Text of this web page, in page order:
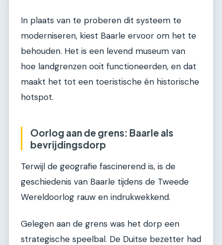
In plaats van te proberen dit systeem te
moderniseren, kiest Baarle ervoor om het te
behouden. Het is een levend museum van
hoe landgrenzen ooit functioneerden, en dat
maakt het tot een toeristische én historische
hotspot.
Oorlog aan de grens: Baarle als
bevrijdingsdorp
Terwijl de geografie fascinerend is, is de
geschiedenis van Baarle tijdens de Tweede
Wereldoorlog rauw en indrukwekkend.
Gelegen aan de grens was het dorp een
strategische speelbal. De Duitse bezetter had